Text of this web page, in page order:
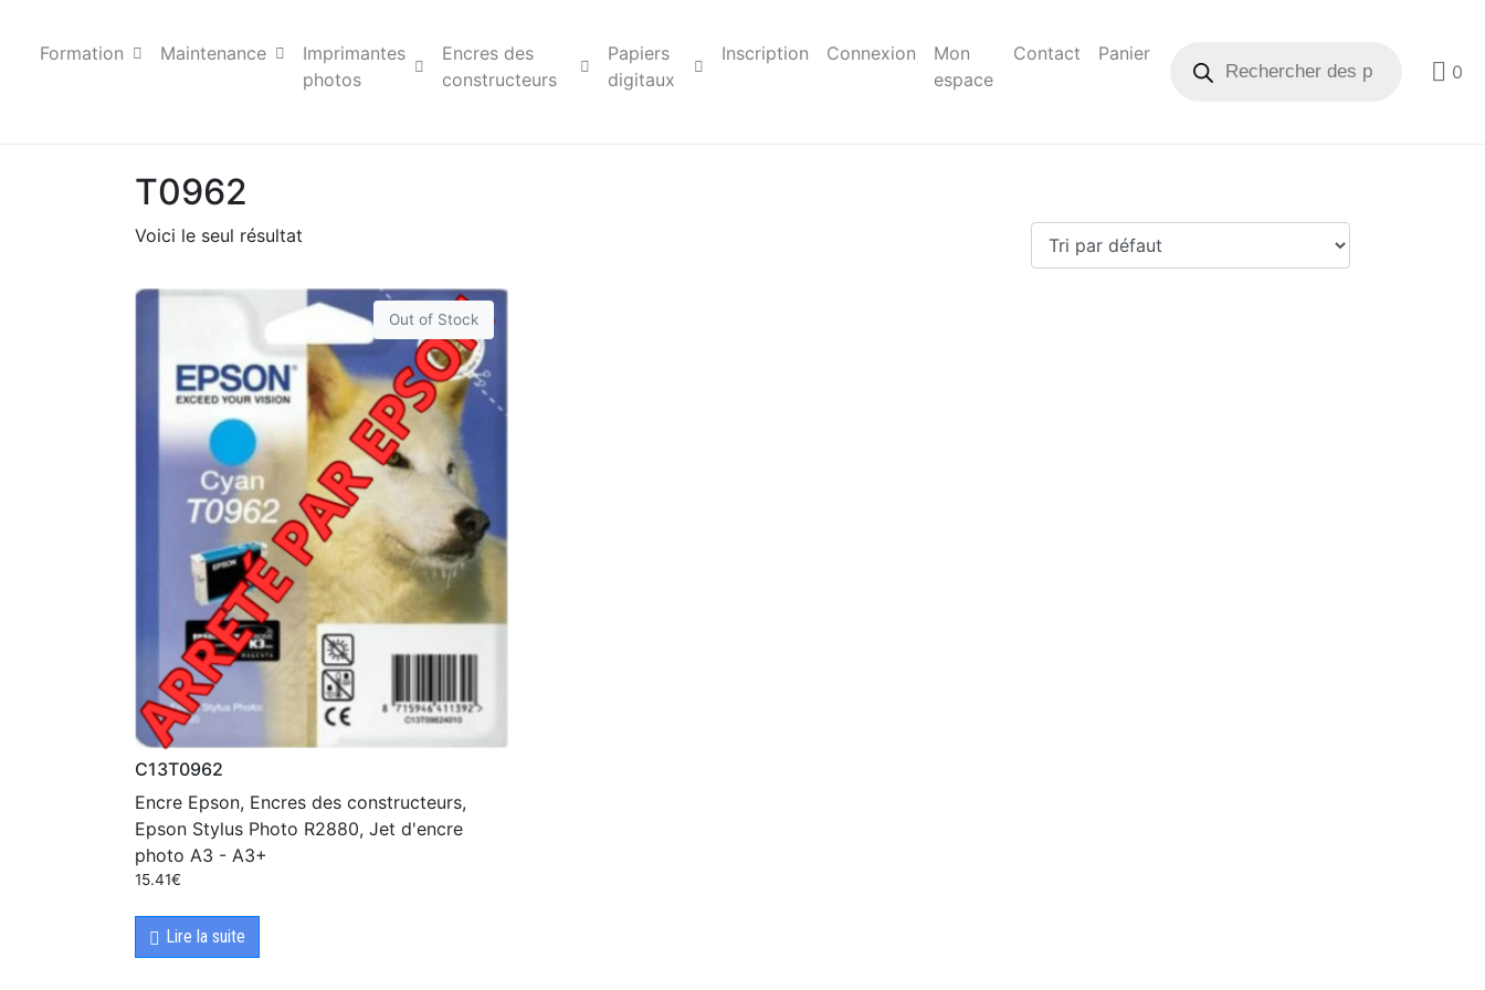
Formation Maintenance
Imprimantes
photos
Encres des
constructeurs
Papiers
digitaux
Inscription Connexion
Mon
espace
Contact
Panier
0
T0962
Voici le seul résultat
Out of Stock
C13T0962
Encre Epson, Encres des constructeurs,
Epson Stylus Photo R2880, Jet d'encre
photo A3 - A3+
15.41€
Lire la suite